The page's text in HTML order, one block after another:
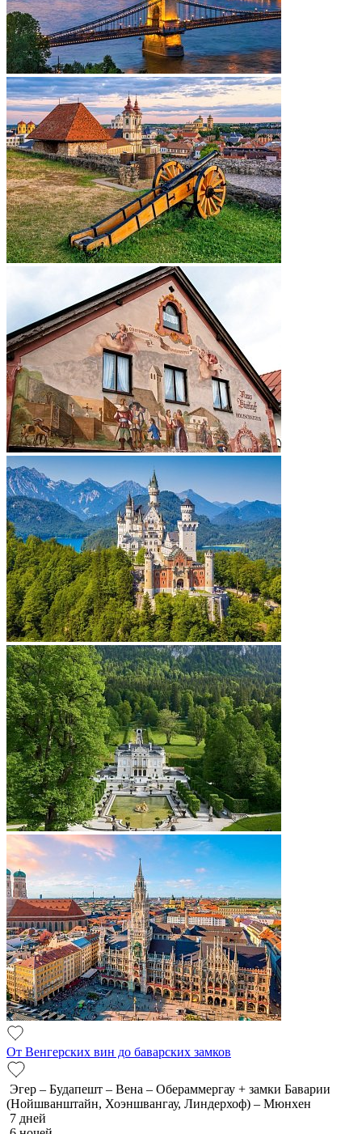
От Венгерских вин до баварских замков
Эгер – Будапешт – Вена – Обераммергау + замки Баварии
(Нойшванштайн, Хоэншвангау, Линдерхоф) – Мюнхен
7 дней